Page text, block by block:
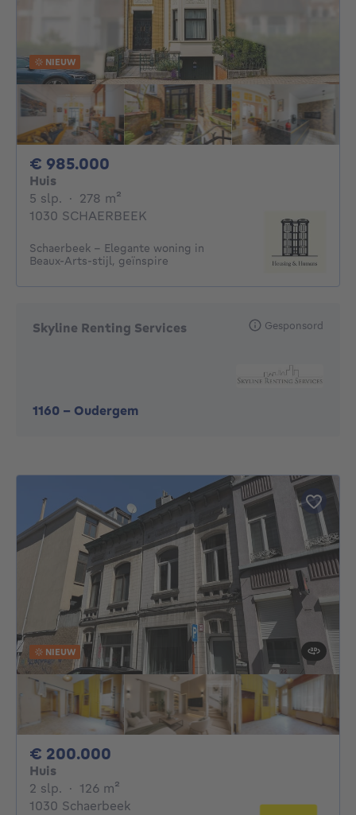
NIEUW
€ 985.000
Huis
5 slp. 5 slaapkamers
· 278 m²
1030 SCHAERBEEK
Schaerbeek - Elegante woning in
Beaux-Arts-stijl, geïnspire
Skyline Renting Services
1160 - Oudergem
Gesponsord
NIEUW
€ 200.000
Huis
2 slp. 2 slaapkamers
· 126 m²
1030 Schaerbeek